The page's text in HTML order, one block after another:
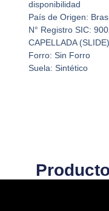
disponibilidad
País de Origen:
N° Registro SIC:
CAPELLADA
Forro: Sin Forro
Suela: Sintético